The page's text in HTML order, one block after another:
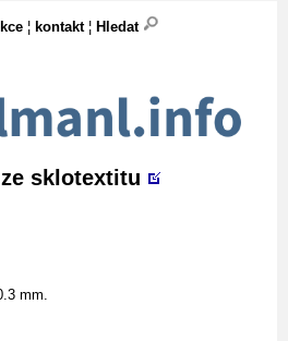
¦ kontakt¦ Hledat
sklotextitu
mm.